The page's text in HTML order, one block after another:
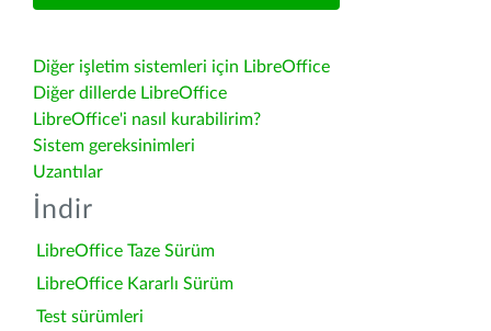
Diğer işletim sistemleri için LibreOffice
Diğer dillerde LibreOffice
LibreOffice'i nasıl kurabilirim?
Sistem gereksinimleri
Uzantılar
İndir
LibreOffice Taze Sürüm
LibreOffice Kararlı Sürüm
Test sürümleri